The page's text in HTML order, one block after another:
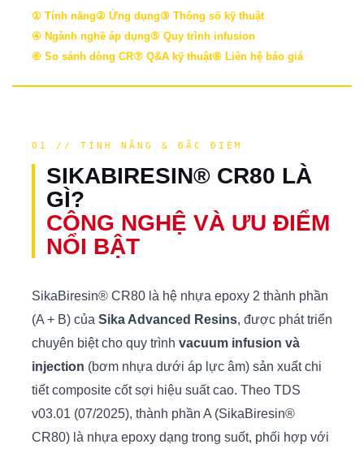
① Tính năng② Ứng dụng③ Thông số kỹ thuật
④ Ngành nghề áp dụng⑤ Quy trình infusion
⑥ So sánh dòng CR⑦ Q&A kỹ thuật⑧ Liên hệ báo giá
01 // TÍNH NĂNG & ĐẶC ĐIỂM
SIKABIRESIN® CR80 LÀ
GÌ?
CÔNG NGHỆ VÀ ƯU ĐIỂM
NỔI BẬT
SikaBiresin® CR80 là hệ nhựa epoxy 2 thành phần
(A + B) của Sika Advanced Resins, được phát triển
chuyên biệt cho quy trình vacuum infusion và
injection (bơm nhựa dưới áp lực âm) sản xuất chi
tiết composite cốt sợi hiệu suất cao. Theo TDS
v03.01 (07/2025), thành phần A (SikaBiresin®
CR80) là nhựa epoxy dạng trong suốt, phối hợp với